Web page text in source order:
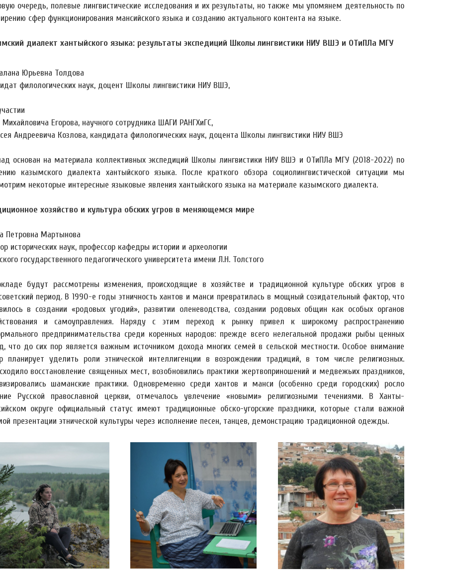
очередь, полевые лингвистические исследования и их результаты, но также мы упомянем деятельность по
сфер функционирования мансийского языка и созданию актуального контента на языке.
диалект хантыйского языка: результаты экспедиций Школы лингвистики НИУ ВШЭ и ОТиПЛа МГУ
Юрьевна Толдова
филологических наук, доцент Школы лингвистики НИУ ВШЭ,
Егорова, научного сотрудника ШАГИ РАНГХиГС,
Андреевича Козлова, кандидата филологических наук, доцента Школы лингвистики НИУ ВШЭ
основан на материала коллективных экспедиций Школы лингвистики НИУ ВШЭ и ОТиПЛа МГУ (2018-2022) по
казымского диалекта хантыйского языка. После краткого обзора социолингвистической ситуации мы
некоторые интересные языковые явления хантыйского языка на материале казымского диалекта.
хозяйство и культура обских угров в меняющемся мире
Петровна Мартынова
исторических наук, профессор кафедры истории и археологии
государственного педагогического университета имени Л.Н. Толстого
будут рассмотрены изменения, происходящие в хозяйстве и традиционной культуре обских угров в
период. В 1990-е годы этничность хантов и манси превратилась в мощный созидательный фактор, что
в создании «родовых угодий», развитии оленеводства, создании родовых общин как особых органов
и самоуправления. Наряду с этим переход к рынку привел к широкому распространению
предпринимательства среди коренных народов: прежде всего нелегальной продажи рыбы ценных
что до сих пор является важным источником дохода многих семей в сельской местности. Особое внимание
планирует уделить роли этнической интеллигенции в возрождении традиций, в том числе религиозных.
восстановление священных мест, возобновились практики жертвоприношений и медвежьих праздников,
шаманские практики. Одновременно среди хантов и манси (особенно среди городских) росло
Русской православной церкви, отмечалось увлечение «новыми» религиозными течениями. В Ханты-
округе официальный статус имеют традиционные обско-угорские праздники, которые стали важной
презентации этнической культуры через исполнение песен, танцев, демонстрацию традиционной одежды.